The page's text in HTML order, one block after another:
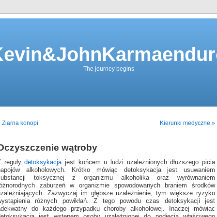
The journey begins
Ziarna konopi Kierunki medyczne »
wątroby
regułydetoksykacja jest końcem u ludzi uzależnionych dłuższego picia
alkoholowych. Krótko mówiąc detoksykacja jest usuwaniem
toksycznej z organizmu alkoholika oraz wyrównaniem
zaburzeń w organizmie spowodowanych braniem środków
Zazwyczaj im głębsze uzależnienie, tym większe ryzyko
różnych powikłań. Z tego powodu czas detoksykacji jest
do każdego przypadku choroby alkoholowej. Inaczej mówiąc